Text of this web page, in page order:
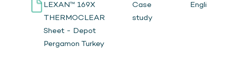
LEXAN™ 169X
THERMOCLEAR
Sheet - Depot
Pergamon Turkey
Case
study
English